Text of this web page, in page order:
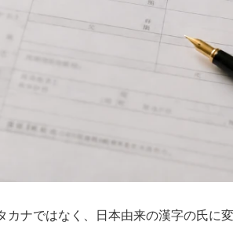
ナではなく、日本由来の漢字の氏に